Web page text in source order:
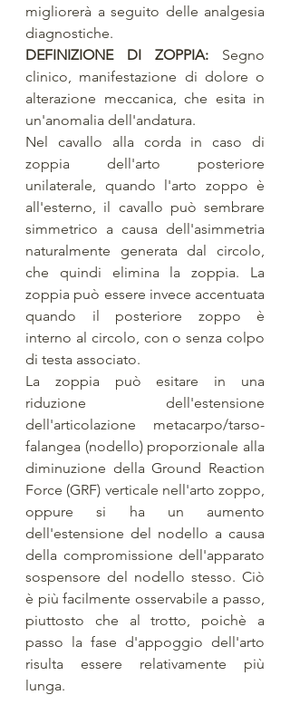
migliorerà a seguito delle analgesia
diagnostiche.
DEFINIZIONE DI ZOPPIA: Segno
clinico, manifestazione di dolore o
alterazione meccanica, che esita in
un'anomalia dell'andatura.
Nel cavallo alla corda in caso di
zoppia dell'arto posteriore
unilaterale, quando l'arto zoppo è
all'esterno, il cavallo può sembrare
simmetrico a causa dell'asimmetria
naturalmente generata dal circolo,
che quindi elimina la zoppia. La
zoppia può essere invece accentuata
quando il posteriore zoppo è
interno al circolo, con o senza colpo
di testa associato.
La zoppia può esitare in una
riduzione dell'estensione
dell'articolazione metacarpo/tarso-
falangea (nodello) proporzionale alla
diminuzione della Ground Reaction
Force (GRF) verticale nell'arto zoppo,
oppure si ha un aumento
dell'estensione del nodello a causa
della compromissione dell'apparato
sospensore del nodello stesso. Ciò
è più facilmente osservabile a passo,
piuttosto che al trotto, poichè a
passo la fase d'appoggio dell'arto
risulta essere relativamente più
lunga.